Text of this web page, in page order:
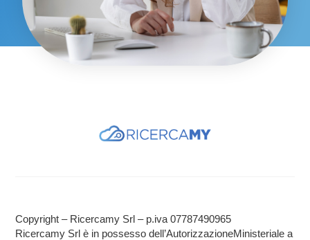
Copyright – Ricercamy Srl – p.iva 07787490965
Ricercamy Srl è in possesso dell’AutorizzazioneMinisteriale a